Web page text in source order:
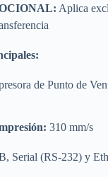
Aplica
de Punto de
310 mm/s
Serial (RS-232) y